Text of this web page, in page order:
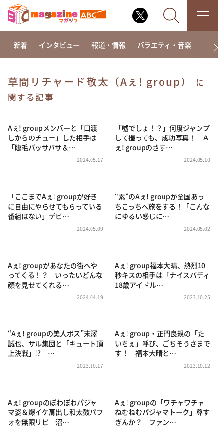
なるみ・岡村の過ぎるTV
これ余談なんですけど・・・
～人生密着トークバラエティ！～ やすとものいたっ
て真剣です
河合＆A.B.C-Z塚田×福井アナ「なんでやねん！？」
（news おかえり）
DAIGOも台所 ～きょうの献立 何にする？～
教えて！ニュースライブ 正義のミカタ
ＬＩＦＥ～夢のカタチ～
ザキ山小屋本館
ぺこぱのまるスポ
新着 インタビュー 報道・情報 バラエティ・音楽 ド
草間リチャード敬太（Aぇ! group）
に
関する記事
Aぇ! groupメンバーと「口渡
しからのチュー」した相手は
「睫毛バッサバサ＆…
2024.05.17
「噓でしょ！？」何度ジャンプ
して撮っても、成功写真！ Ａ
ぇ! groupのさす…
2024.05.10
「ここまでAぇ! groupが好き
に自由にやらせてもらっている
番組はない」デビ…
2024.05.09
“素”のAぇ! groupが全国あっ
ちこっちへ旅をする！「こんな
にゆるい感じに…
2024.05.02
Aぇ! groupがあなたの街へや
ってくる！？ いったいどんな
顔を見せてくれる…
2024.04.19
Aぇ! group福本大晴、熱烈10
秒キスの相手は「ナイスバディ
18歳アイドル…
2023.10.25
“Aぇ! groupの美人ボス”末澤
誠也、サル集団と「キュート頂
上決戦」!? …
2023.10.17
Aぇ! group・正門良規の「た
いちぇ」呼び、ごちそうさまで
す！ 福本大晴と…
2023.10.12
Aぇ! groupのぽわぽわパジャ
マ姿＆爆イケ肩出し和太鼓パフ
ォを無限リピ 沼…
Aぇ! groupの「ワチャワチャ
ねむねむパジャマトーク」尊す
ぎんか？ ファン…